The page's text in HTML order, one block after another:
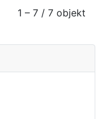
1 – 7 / 7 objekt